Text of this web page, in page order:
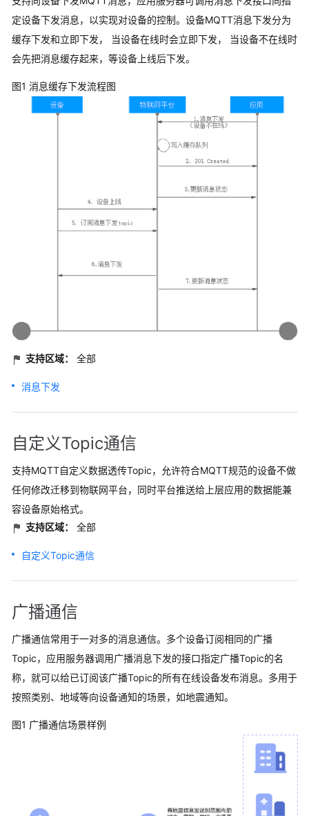
定设备下发消息，以实现对设备的控制。设备MQTT消息下发分为
缓存下发和立即下发， 当设备在线时会立即下发， 当设备不在线时
会先把消息缓存起来，等设备上线后下发。
图1 消息缓存下发流程图
支持区域： 全部
消息下发
自定义Topic通信
支持MQTT自定义数据透传Topic，允许符合MQTT规范的设备不做
任何修改迁移到物联网平台，同时平台推送给上层应用的数据能兼
容设备原始格式。
支持区域：
全部
自定义Topic通信
广播通信
广播通信常用于一对多的消息通信。多个设备订阅相同的广播
Topic，应用服务器调用广播消息下发的接口指定广播Topic的名
称，就可以给已订阅该广播Topic的所有在线设备发布消息。多用于
按照类别、地域等向设备通知的场景，如地震通知。
图1 广播通信场景样例